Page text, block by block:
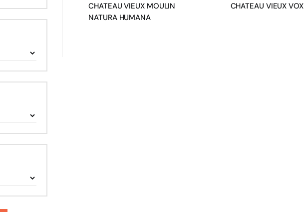
CHATEAU VIEUX MOULIN
NATURA HUMANA
CHATEAU VIEUX VOX